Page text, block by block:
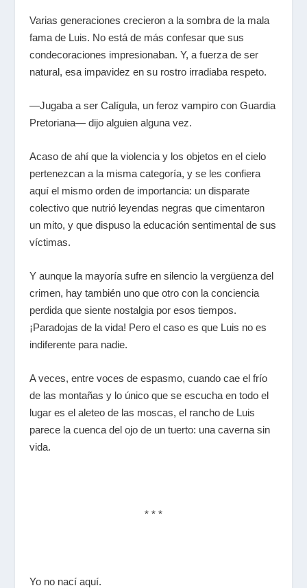
Varias generaciones crecieron a la sombra de la mala
fama de Luis. No está de más confesar que sus
condecoraciones impresionaban. Y, a fuerza de ser
natural, esa impavidez en su rostro irradiaba respeto.
—Jugaba a ser Calígula, un feroz vampiro con Guardia
Pretoriana— dijo alguien alguna vez.
Acaso de ahí que la violencia y los objetos en el cielo
pertenezcan a la misma categoría, y se les confiera
aquí el mismo orden de importancia: un disparate
colectivo que nutrió leyendas negras que cimentaron
un mito, y que dispuso la educación sentimental de sus
víctimas.
Y aunque la mayoría sufre en silencio la vergüenza del
crimen, hay también uno que otro con la conciencia
perdida que siente nostalgia por esos tiempos.
¡Paradojas de la vida! Pero el caso es que Luis no es
indiferente para nadie.
A veces, entre voces de espasmo, cuando cae el frío
de las montañas y lo único que se escucha en todo el
lugar es el aleteo de las moscas, el rancho de Luis
parece la cuenca del ojo de un tuerto: una caverna sin
vida.
* * *
Yo no nací aquí.